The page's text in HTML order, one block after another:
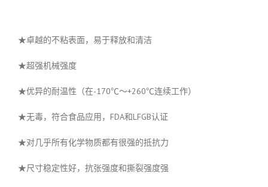
★卓越的不粘表面，易于释放和清洁
★超强机械强度
★优异的耐温性（在-170℃～+260℃连续工作）
★无毒，符合食品应用，FDA和LFGB认证
★对几乎所有化学物质都有很强的抵抗力
★尺寸稳定性好，抗张强度和撕裂强度强